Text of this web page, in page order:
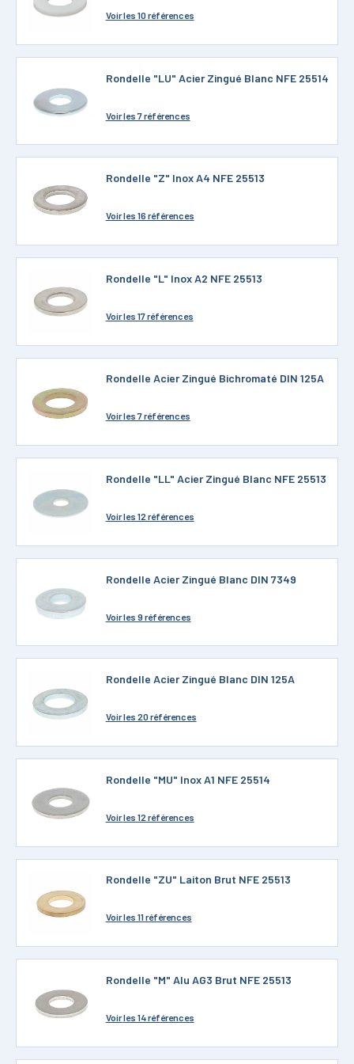
Voirles 10 références
Rondelle "LU" Acier Zingué Blanc NFE 25514
Voirles 7 références
Rondelle "Z" Inox A4 NFE 25513
Voirles 16 références
Rondelle "L" Inox A2 NFE 25513
Voirles 17 références
Rondelle Acier Zingué Bichromaté DIN 125A
Voirles 7 références
Rondelle "LL" Acier Zingué Blanc NFE 25513
Voirles 12 références
Rondelle Acier Zingué Blanc DIN 7349
Voirles 9 références
Rondelle Acier Zingué Blanc DIN 125A
Voirles 20 références
Rondelle "MU" Inox A1 NFE 25514
Voirles 12 références
Rondelle "ZU" Laiton Brut NFE 25513
Voirles 11 références
Rondelle "M" Alu AG3 Brut NFE 25513
Voirles 14 références